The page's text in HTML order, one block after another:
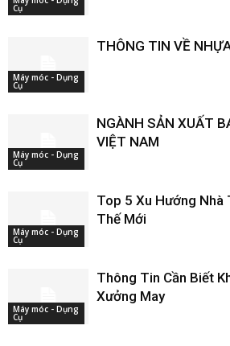
Cụ
Máy móc - Dụng
Cụ
THÔNG TIN VỀ
Máy móc - Dụng
Cụ
NGÀNH SẢN XUẤT
VIỆT NAM
Máy móc - Dụng
Cụ
Top 5 Xu Hướng Nhà
Thế Mới
Máy móc - Dụng
Cụ
Thông Tin Cần Biết
Xưởng May